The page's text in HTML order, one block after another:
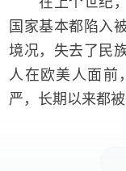
国家基本都陷入
境况，失去了民
人在欧美人面前
严，长期以来都